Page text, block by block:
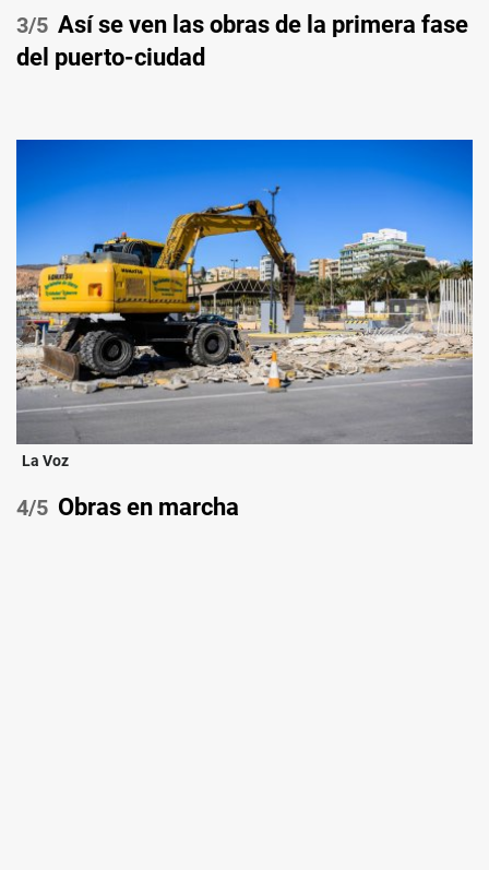
/5 Así se ven las obras de la primera fase
del puerto-ciudad
La Voz
/5 Obras en marcha